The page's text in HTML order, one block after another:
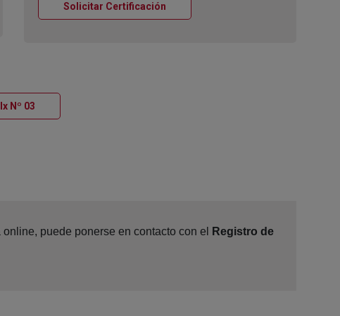
Solicitar Certificación
Nº 03
puede ponerse en contacto con el
Registro de